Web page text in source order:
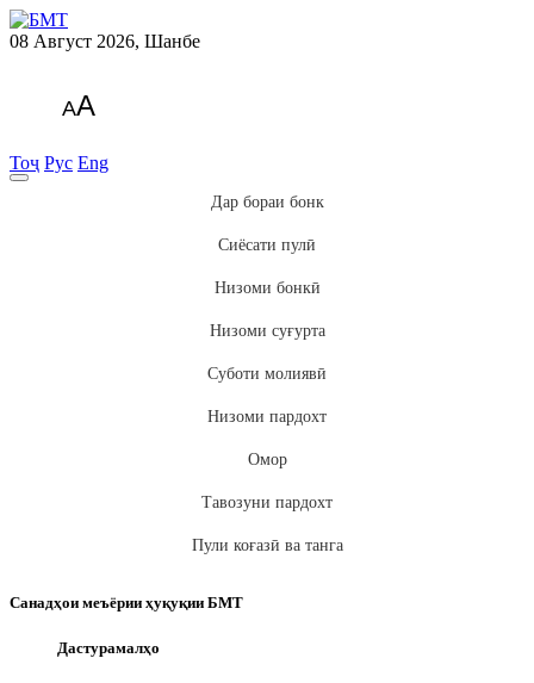
08 Август 2026, Шанбе
AA
Тоҷ Рус Eng
Дар бораи бонк
Сиёсати пулӣ
Низоми бонкӣ
Низоми суғурта
Суботи молиявӣ
Низоми пардохт
Омор
Тавозуни пардохт
Пули коғазӣ ва танга
Санадҳои меъёрии ҳуқуқии БМТ
Дастурамалҳо